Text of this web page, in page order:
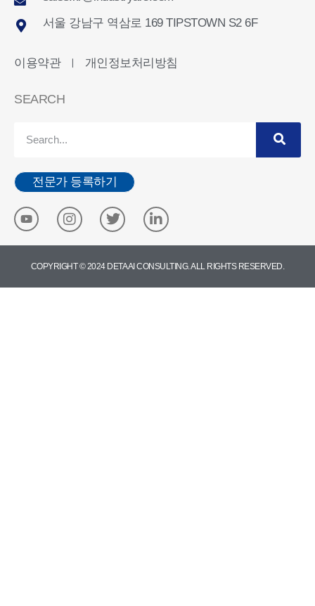
서울 강남구 역삼로 169 TIPSTOWN S2 6F
이용약관 ㅣ 개인정보처리방침
SEARCH
전문가 등록하기
COPYRIGHT © 2024 DETA AI CONSULTING. ALL RIGHTS RESERVED.